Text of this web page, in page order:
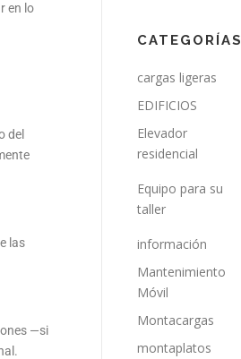
en lo
del
las
—si
CATEGORÍAS
cargas ligeras
EDIFICIOS
Elevador
residencial
Equipo para su
taller
información
Mantenimiento
Móvil
Montacargas
montaplatos